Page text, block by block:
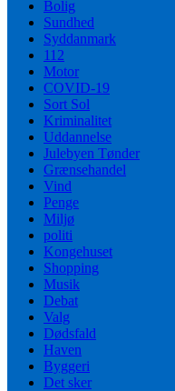
Bolig
Sundhed
Syddanmark
112
Motor
COVID-19
Sort Sol
Kriminalitet
Uddannelse
Julebyen Tønder
Grænsehandel
Vind
Penge
Miljø
politi
Kongehuset
Shopping
Musik
Debat
Valg
Dødsfald
Haven
Byggeri
Det sker